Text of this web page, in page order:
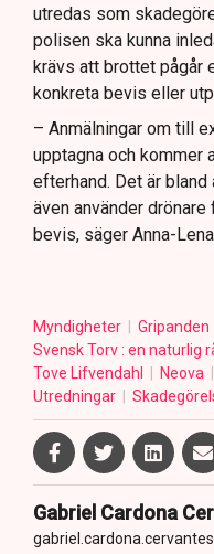
utredas som
polisen ska kunna
krävs att brottet pågår
konkreta bevis eller
– Anmälningar om till
upptagna och kommer
efterhand. Det är
även använder
bevis, säger Anna-
Myndigheter Gripanden
Svensk Torv : en naturlig
Tove Lifvendahl
Neova
Utredningar
Gabriel Cardona